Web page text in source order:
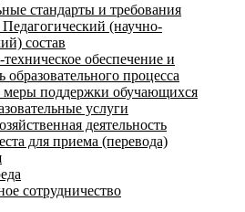
стандарты и требования
(научно-
состав
обеспечение и
образовательного процесса
поддержки обучающихся
услуги
деятельность
для приема (перевода)
сотрудничество